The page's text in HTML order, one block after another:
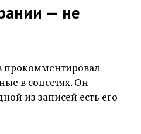
— не
прокомментировал
в соцсетях. Он
из записей есть его